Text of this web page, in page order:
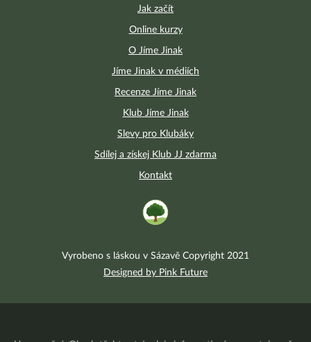
Jak začít
Online kurzy
O Jíme Jinak
Jíme Jinak v médiích
Recenze Jíme Jinak
Klub Jíme Jinak
Slevy pro Klubáky
Sdílej a získej Klub JJ zdarma
Kontakt
Vyrobeno s láskou v Sázavě Copyright 2021
Designed by Pink Future